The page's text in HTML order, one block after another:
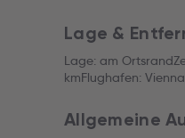
Lage &
Lage: am
kmFlughafen:
Allgemeine